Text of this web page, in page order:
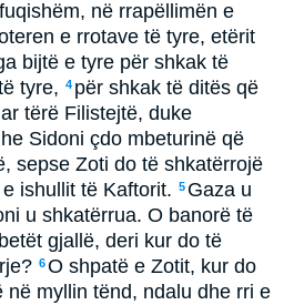
në rrapëllimën e
e rrotave të tyre, etërit
bijtë e tyre për shkak të
tyre, 4 për shkak të ditës që
tërë Filistejtë, duke
Sidoni çdo mbeturinë që
sepse Zoti do të shkatërrojë
ishullit të Kaftorit. 5 Gaza u
u shkatërrua. O banorë të
gjallë, deri kur do të
6O shpatë e Zotit, kur do
në myllin tënd, ndalu dhe rri e